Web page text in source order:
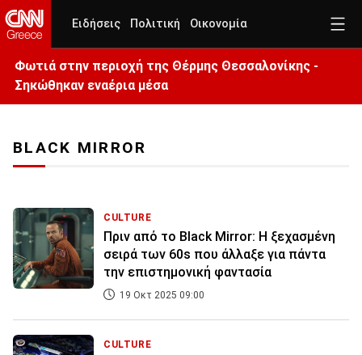
Ειδήσεις Πολιτική Οικονομία
Φωτιά στην περιοχή της Θέρμης Θεσσαλονίκης -
Σηκώθηκαν εναέρια μέσα
BLACK MIRROR
CULTURE
Πριν από το Black Mirror: Η ξεχασμένη
σειρά των 60s που άλλαξε για πάντα
την επιστημονική φαντασία
19 Οκτ 2025 09:00
CULTURE